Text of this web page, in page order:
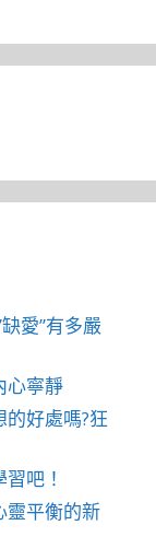
愛”有多嚴
心寧靜
好處嗎?狂
吧！
靈平衡的新